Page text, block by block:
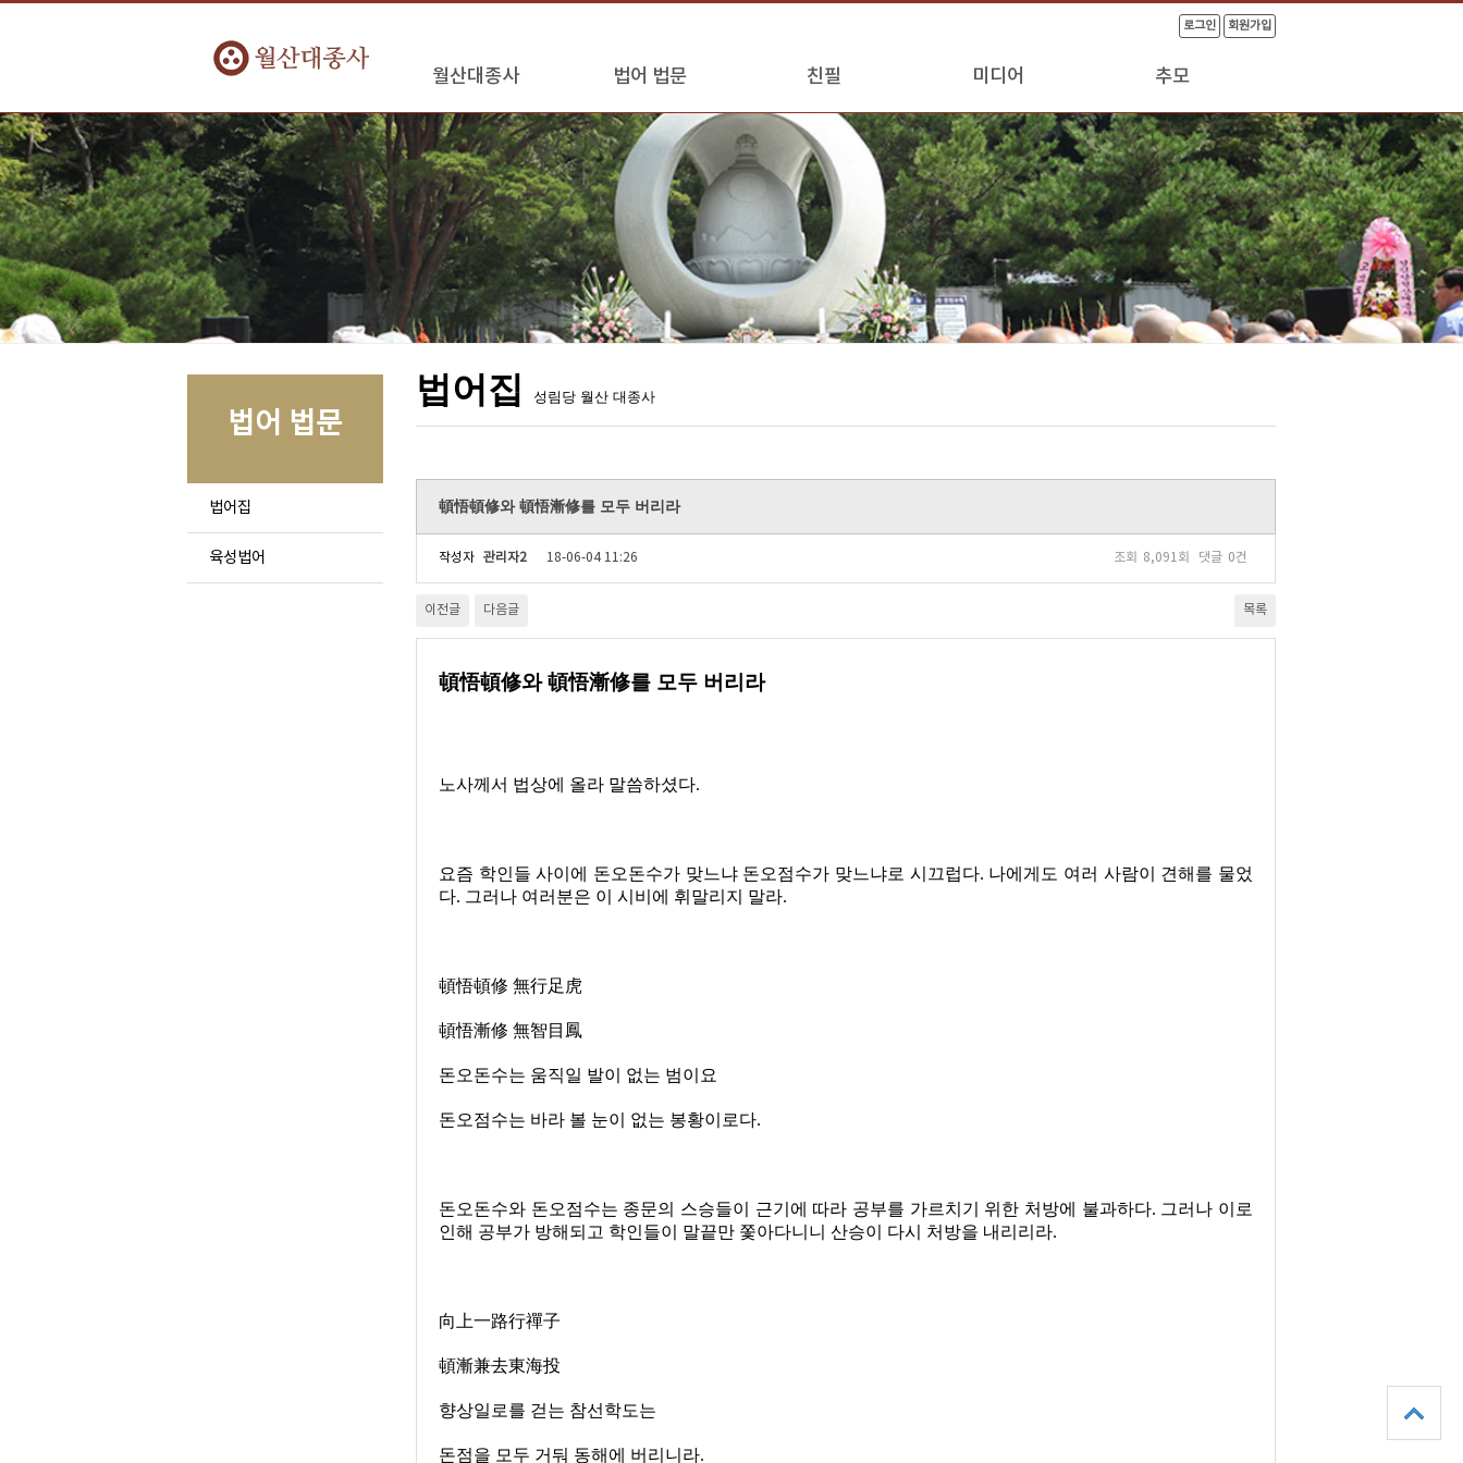
월산대종사 법어 법문 친필 미디어 추모
로그인 회원가입
법어 법문
법어집
육성법어
법어집 성림당 월산 대종사
頓悟頓修와 頓悟漸修를 모두 버리라
작성자 관리자2 18-06-04 11:26 조회 8,091회 댓글 0건
이전글 다음글 목록
頓悟頓修와 頓悟漸修를 모두 버리라
노사께서 법상에 올라 말씀하셨다.
요즘 학인들 사이에 돈오돈수가 맞느냐 돈오점수가 맞느냐로 시끄럽다. 나에게도 여러 사람이 견해를 물었
다. 그러나 여러분은 이 시비에 휘말리지 말라.
頓悟頓修 無行足虎
頓悟漸修 無智目鳳
돈오돈수는 움직일 발이 없는 범이요
돈오점수는 바라 볼 눈이 없는 봉황이로다.
돈오돈수와 돈오점수는 종문의 스승들이 근기에 따라 공부를 가르치기 위한 처방에 불과하다. 그러나 이로
인해 공부가 방해되고 학인들이 말끝만 쫓아다니니 산승이 다시 처방을 내리리라.
向上一路行禪子
頓漸兼去東海投
향상일로를 걷는 참선학도는
돈점을 모두 거둬 동해에 버리니라.